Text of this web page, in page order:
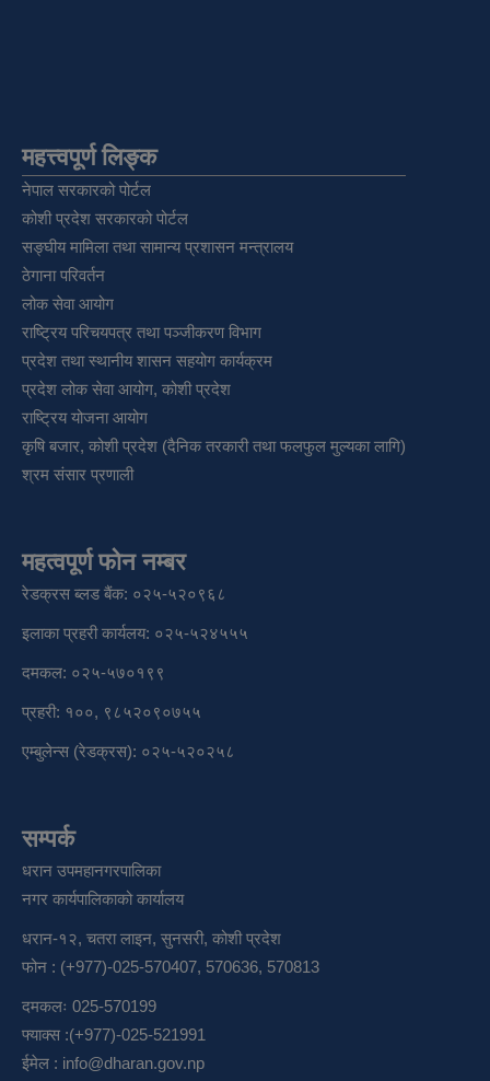
महत्त्वपूर्ण लिङ्क
नेपाल सरकारको पोर्टल
कोशी प्रदेश सरकारको पोर्टल
सङ्‍घीय मामिला तथा सामान्य प्रशासन मन्त्रालय
ठेगाना परिवर्तन
लोक सेवा आयोग
राष्ट्रिय परिचयपत्र तथा पञ्‍जीकरण विभाग
प्रदेश तथा स्थानीय शासन सहयोग कार्यक्रम
प्रदेश लोक सेवा आयोग, कोशी प्रदेश
राष्ट्रिय योजना आयोग
कृषि बजार, कोशी प्रदेश (दैनिक तरकारी तथा फलफुल मुल्यका लागि)
श्रम संसार प्रणाली
महत्वपूर्ण फोन नम्बर
रेडक्रस ब्लड बैंक: ०२५-५२०९६८
इलाका प्रहरी कार्यलय: ०२५-५२४५५५
दमकल: ०२५-५७०१९९
प्रहरी: १००, ९८५२०९०७५५
एम्बुलेन्स (रेडक्रस): ०२५-५२०२५८
सम्पर्क
धरान उपमहानगरपालिका
नगर कार्यपालिकाको कार्यालय
धरान-१२, चतरा लाइन, सुनसरी, कोशी प्रदेश
फोन : (+977)-025-570407, 570636, 570813
दमकलः 025-570199
फ्याक्स :(+977)-025-521991
ईमेल : info@dharan.gov.np